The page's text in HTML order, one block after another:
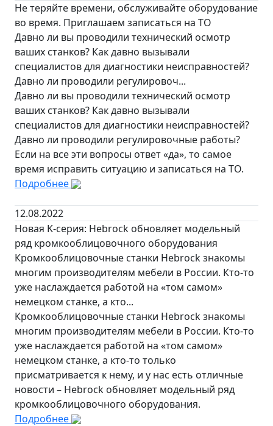
Не теряйте времени, обслуживайте оборудование
во время. Приглашаем записаться на ТО
Давно ли вы проводили технический осмотр
ваших станков? Как давно вызывали
специалистов для диагностики неисправностей?
Давно ли проводили регулировоч...
Давно ли вы проводили технический осмотр
ваших станков? Как давно вызывали
специалистов для диагностики неисправностей?
Давно ли проводили регулировочные работы?
Если на все эти вопросы ответ «да», то самое
время исправить ситуацию и записаться на ТО.
Подробнее
12.08.2022
Новая K-серия: Hebrock обновляет модельный
ряд кромкооблицовочного оборудования
Кромкооблицовочные станки Hebrock знакомы
многим производителям мебели в России. Кто-то
уже наслаждается работой на «том самом»
немецком станке, а кто...
Кромкооблицовочные станки Hebrock знакомы
многим производителям мебели в России. Кто-то
уже наслаждается работой на «том самом»
немецком станке, а кто-то только
присматривается к нему, и у нас есть отличные
новости – Hebrock обновляет модельный ряд
кромкооблицовочного оборудования.
Подробнее